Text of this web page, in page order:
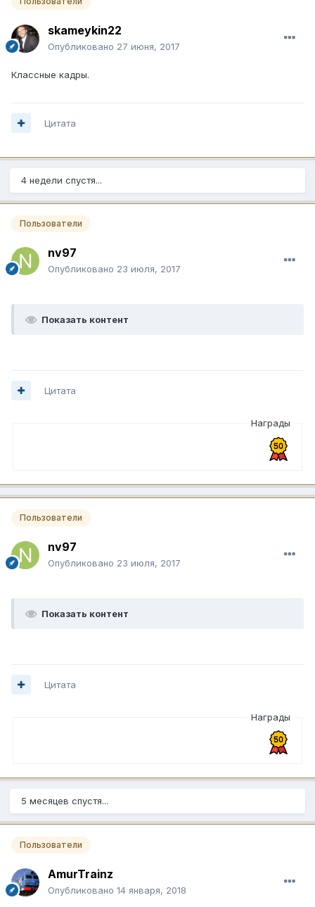
skameykin22
Опубликовано 27 июня, 2017
Классные кадры.
Цитата
4 недели спустя...
Пользователи
nv97
Опубликовано 23 июля, 2017
Показать контент
Цитата
Награды
Пользователи
nv97
Опубликовано 23 июля, 2017
Показать контент
Цитата
Награды
5 месяцев спустя...
Пользователи
AmurTrainz
Опубликовано 14 января, 2018